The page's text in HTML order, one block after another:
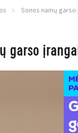
Sonos namų garso
garso